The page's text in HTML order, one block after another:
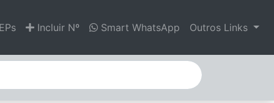
Incluir Nº Smart WhatsApp Outros Links